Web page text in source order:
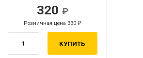
320
Розничная цена 330
КУПИТЬ